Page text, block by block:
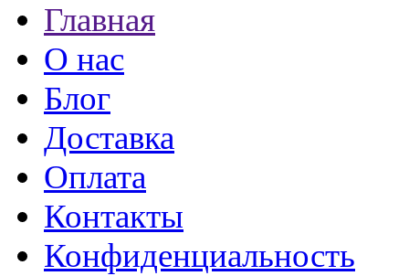
Главная
О нас
Блог
Доставка
Оплата
Контакты
Конфиденциальность